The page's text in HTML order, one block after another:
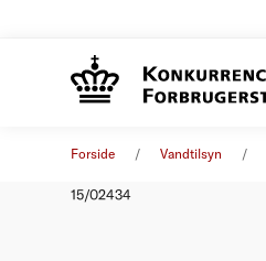
Forside Vandtilsyn
15/02434